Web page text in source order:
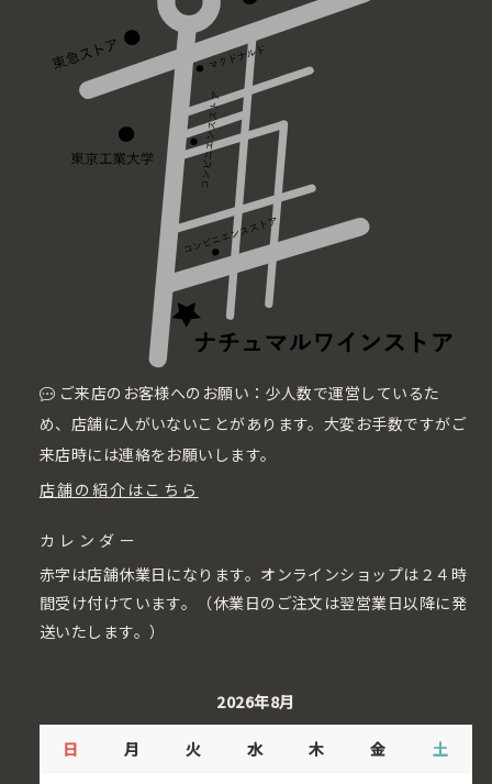
ご来店のお客様へのお願い：少人数で運営しているた
め、店舗に人がいないことがあります。大変お手数ですがご
来店時には連絡をお願いします。
店舗の紹介はこちら
カレンダー
赤字は店舗休業日になります。オンラインショップは２４時
間受け付けています。（休業日のご注文は翌営業日以降に発
送いたします。）
2026年8月
日 月 火 水 木 金 土